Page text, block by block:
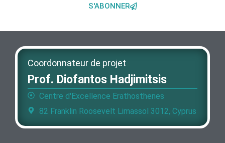
S'ABONNER
Coordonnateur de projet
Prof. Diofantos Hadjimitsis
Centre d'Excellence Erathosthenes
82 Franklin Roosevelt Limassol 3012, Cyprus